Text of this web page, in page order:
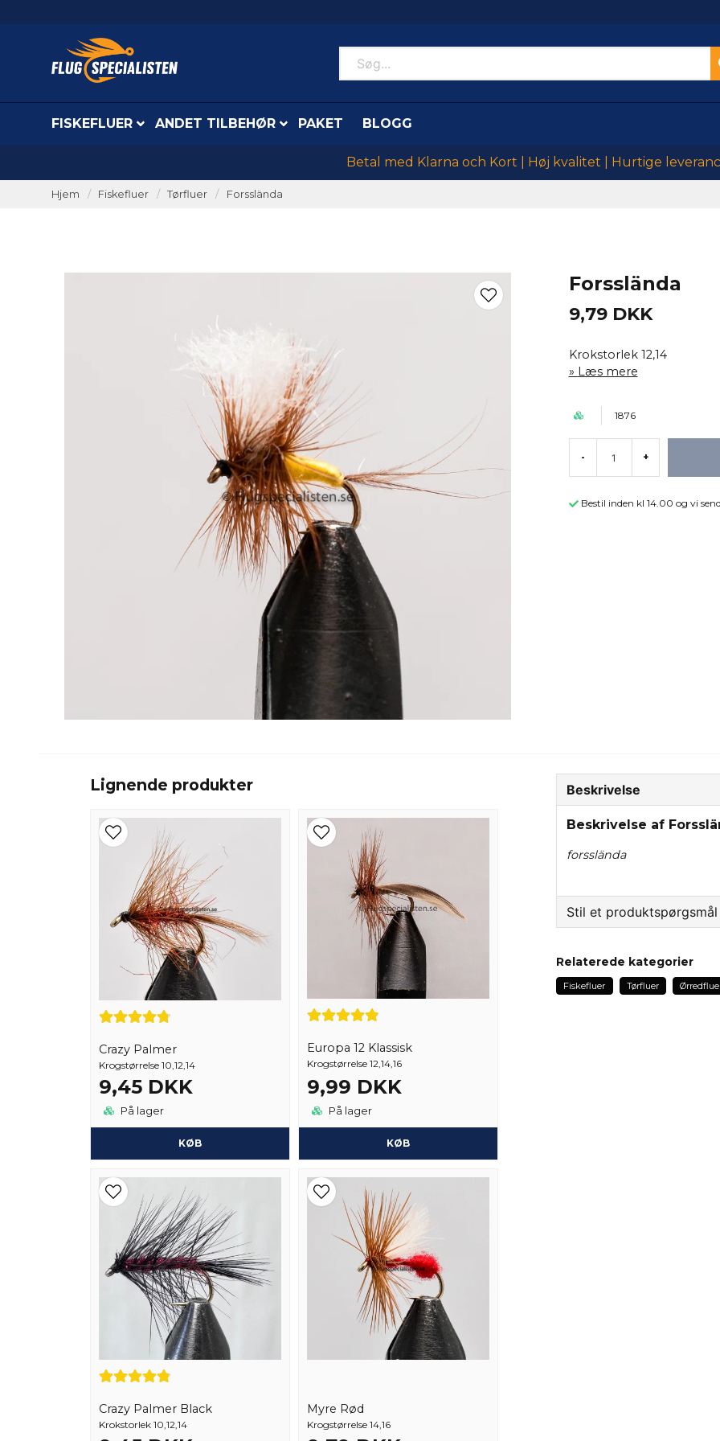
FISKEFLUER ANDET TILBEHØR PAKET BLOGG
Betal med Klarna och Kort | Høj kvalitet | Hurtige
Hjem Fiskefluer Tørfluer Forsslända
Forsslända
9,79 DKK
Krokstorlek 12,14
Læs mere
1876
- +
Bestil inden kl 14.00 og vi
Lignende produkter
Crazy Palmer
Krogstørrelse 10,12,14
9,45 DKK
På lager
KØB
Europa 12 Klassisk
Krogstørrelse 12,14,16
9,99 DKK
På lager
KØB
Crazy Palmer Black
Krokstorlek 10,12,14
Myre Rød
Krogstørrelse 14,16
Beskrivelse
Beskrivelse af
forsslända
Stil et produktspørgsmål
Spørg os om noget
Relaterede kategorier
Fiskefluer Tørfluer